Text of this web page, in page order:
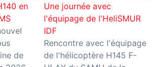
en
de
Une journée avec
l'équipage de l'HeliSMUR
IDF
Rencontre avec l'équipage
de l'hélicoptère H145 F-